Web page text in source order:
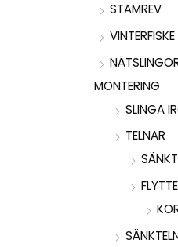
STAMREV
VINTERFISKE
MONTERING
SLINGA
TELNAR